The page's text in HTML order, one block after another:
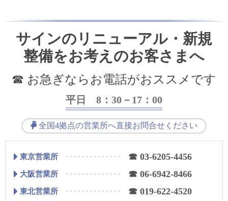
サインのリニューアル・新規
整備をお考えのお客さまへ
☎ お急ぎならお電話がおススメです
平日 8：30－17：00
全国4拠点の営業所へ直接お問合せください
東京営業所 ☎ 03-6205-4456
大阪営業所 ☎ 06-6942-8466
東北営業所 ☎ 019-622-4520